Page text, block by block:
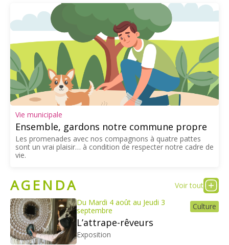
Vie municipale
Ensemble, gardons notre commune propre
Les promenades avec nos compagnons à quatre pattes
sont un vrai plaisir… à condition de respecter notre cadre de
vie.
AGENDA
Voir tout
Du Mardi 4 août au Jeudi 3
septembre
Culture
L’attrape-rêveurs
Exposition